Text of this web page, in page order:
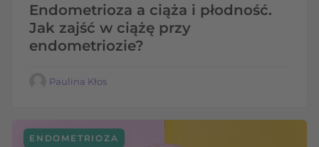
Endometrioza a ciąża i płodność.
Jak zajść w ciążę przy
endometriozie?
Paulina Kłos
ENDOMETRIOZA